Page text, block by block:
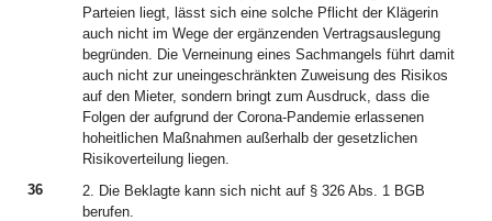
Parteien liegt, lässt sich eine solche Pflicht der Klägerin
auch nicht im Wege der ergänzenden Vertragsauslegung
begründen. Die Verneinung eines Sachmangels führt damit
auch nicht zur uneingeschränkten Zuweisung des Risikos
auf den Mieter, sondern bringt zum Ausdruck, dass die
Folgen der aufgrund der Corona-Pandemie erlassenen
hoheitlichen Maßnahmen außerhalb der gesetzlichen
Risikoverteilung liegen.
36
2. Die Beklagte kann sich nicht auf § 326 Abs. 1 BGB
berufen.